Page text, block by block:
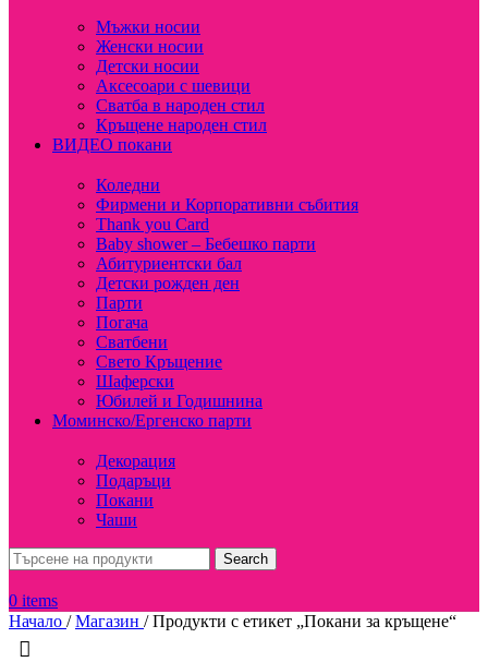
Мъжки носии
Женски носии
Детски носии
Аксесоари с шевици
Сватба в народен стил
Кръщене народен стил
ВИДЕО покани
Коледни
Фирмени и Корпоративни събития
Thank you Card
Baby shower – Бебешко парти
Абитуриентски бал
Детски рожден ден
Парти
Погача
Сватбени
Свето Кръщение
Шаферски
Юбилей и Годишнина
Моминско/Ергенско парти
Декорация
Подаръци
Покани
Чаши
Search
0 items
Начало / Магазин / Продукти с етикет „Покани за кръщене“